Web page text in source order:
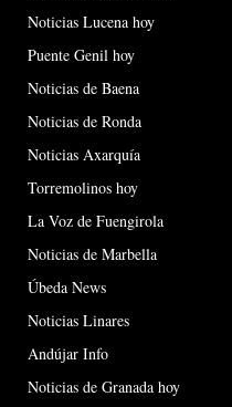
Noticias Lucena hoy
Puente Genil hoy
Noticias de Baena
Noticias de Ronda
Noticias Axarquía
Torremolinos hoy
La Voz de Fuengirola
Noticias de Marbella
Úbeda News
Noticias Linares
Andújar Info
Noticias de Granada hoy